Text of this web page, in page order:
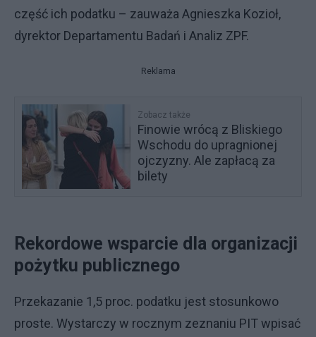
część ich podatku – zauważa Agnieszka Kozioł,
dyrektor Departamentu Badań i Analiz ZPF.
Reklama
Zobacz także
Finowie wrócą z Bliskiego
Wschodu do upragnionej
ojczyzny. Ale zapłacą za
bilety
Rekordowe wsparcie dla organizacji
pożytku publicznego
Przekazanie 1,5 proc. podatku jest stosunkowo
proste. Wystarczy w rocznym zeznaniu PIT wpisać